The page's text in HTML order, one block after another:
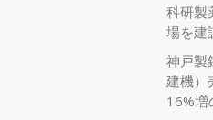
科研製
場を建
神戸製
建機）
16%増